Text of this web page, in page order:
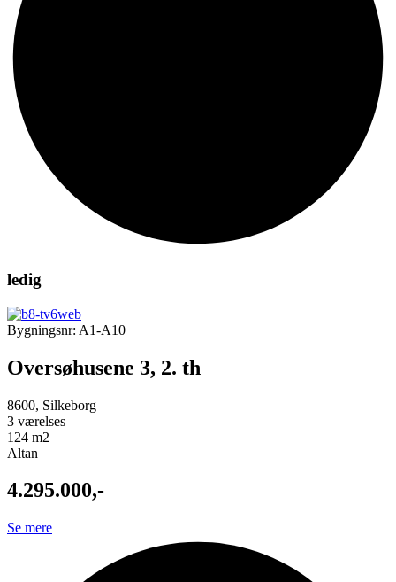
ledig
Bygningsnr: A1-A10
Oversøhusene 3, 2. th
8600, Silkeborg
3 værelses
124 m2
Altan
4.295.000,-
Se mere